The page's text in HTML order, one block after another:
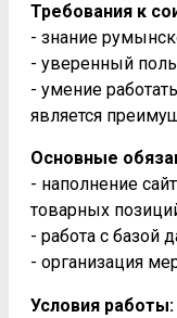
Требования к
- знание
- уверенный
- умение
является
Основные
- наполнение
товарных
- работа с базой
- организация
Условия работы: